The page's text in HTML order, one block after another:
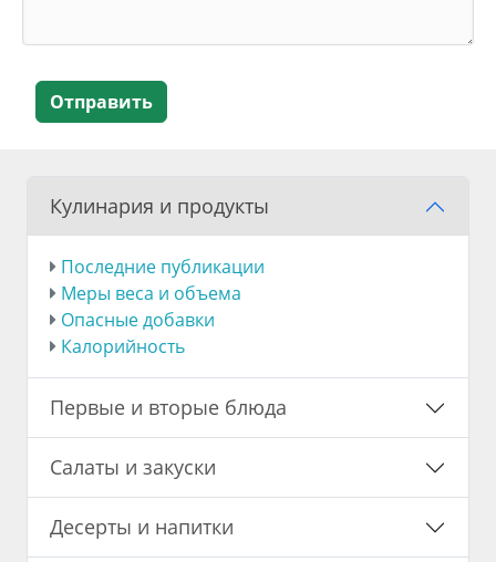
Отправить
Кулинария и продукты
Последние публикации
Меры веса и объема
Опасные добавки
Калорийность
Первые и вторые блюда
Салаты и закуски
Десерты и напитки